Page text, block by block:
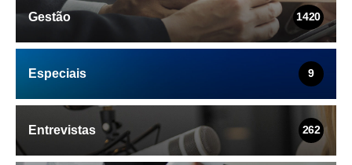
Gestão 1420
Especiais 9
Entrevistas 262